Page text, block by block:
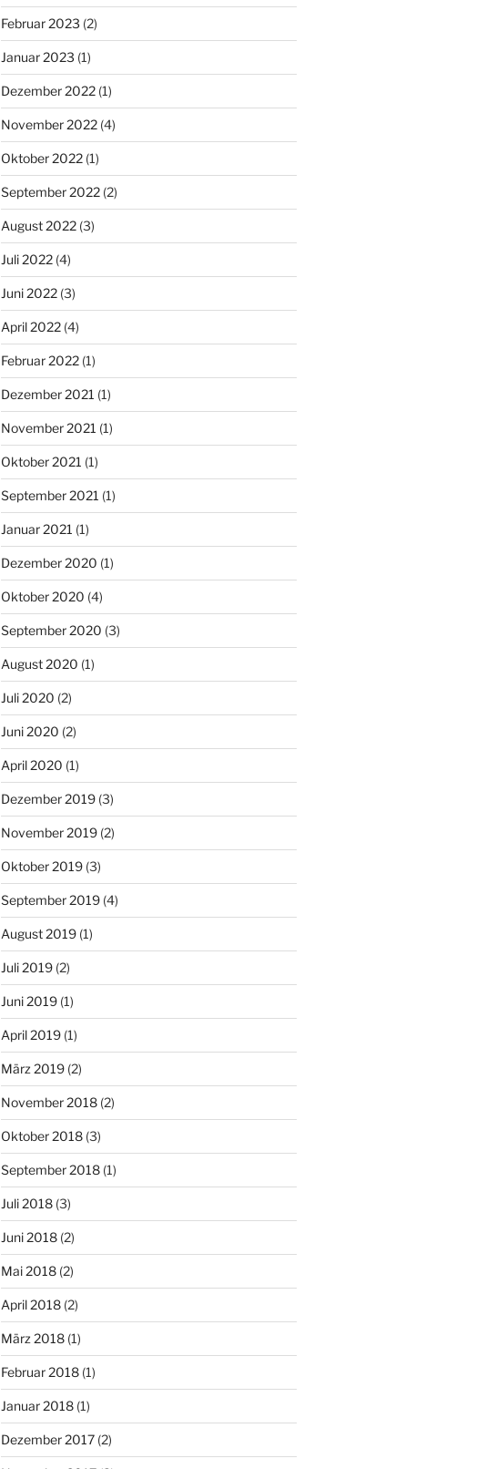
Februar 2023 (2)
Januar 2023 (1)
Dezember 2022(1)
November 2022(4)
Oktober 2022(1)
September 2022(2)
August 2022(3)
Juli 2022(4)
Juni 2022(3)
April 2022(4)
Februar 2022(1)
Dezember 2021 (1)
November 2021 (1)
Oktober 2021 (1)
September 2021 (1)
Januar 2021 (1)
Dezember 2020 (1)
Oktober 2020 (4)
September 2020 (3)
August 2020 (1)
Juli 2020 (2)
Juni 2020 (2)
April 2020 (1)
Dezember 2019(3)
November 2019(2)
Oktober 2019(3)
September 2019(4)
August 2019(1)
Juli 2019(2)
Juni 2019(1)
April 2019(1)
März 2019(2)
November 2018(2)
Oktober 2018(3)
September 2018(1)
Juli 2018(3)
Juni 2018(2)
Mai 2018(2)
April 2018(2)
März 2018(1)
Februar 2018(1)
Januar 2018(1)
Dezember 2017(2)